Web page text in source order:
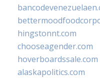
hingstonnt.com
chooseagender.com
hoverboardssale.com
alaskapolitics.com